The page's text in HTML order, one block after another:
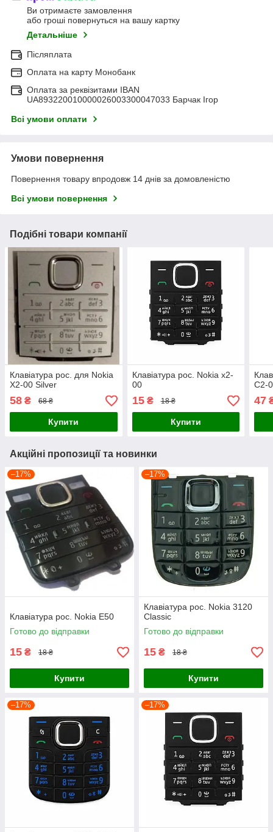
Ви отримаєте замовлення
або гроші повернуться на вашу картку
Детальніше
Післяплата
Оплата на карту Монобанк
Оплата за реквізитами IBAN
UA893220010000026003300047033 Барчак Ігор
Всі умови оплати
Умови повернення
Повернення товару впродовж 14 днів за домовленістю
Всі умови повернення
Подібні товари компанії
Клавіатура рос. для Nokia
X2-00 Silver
58 ₴ 68 ₴
Купити
Клавіатура рос. Nokia x2-
00
15₴ 18 ₴
Купити
C2-
47
Акційні пропозиції та новинки
–17%
Клавіатура рос. Nokia E50
Готово до відправки
15 ₴ 18 ₴
Купити
–17%
Клавіатура рос. Nokia 3120
Classic
Готово до відправки
15 ₴ 18 ₴
Купити
–17% –17%